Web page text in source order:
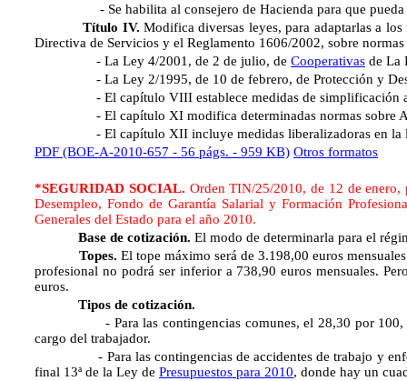
- Se habilita al consejero de Hacienda para que pueda
Título IV. Modifica diversas leyes, para adaptarlas a
Directiva de Servicios y el Reglamento 1606/2002, sobre
- La Ley 4/2001, de 2 de julio, de Cooperativas de La
- La Ley 2/1995, de 10 de febrero, de Protección y
- El capítulo VIII establece medidas de simplificación
- El capítulo XI modifica determinadas normas sobre
- El capítulo XII incluye medidas liberalizadoras en la
PDF (BOE-A-2010-657 - 56 págs. - 959 KB) Otros formatos
*SEGURIDAD SOCIAL. Orden TIN/25/2010, de 12 de enero,
Desempleo, Fondo de Garantía Salarial y Formación
Generales del Estado para el año 2010.
Base de cotización. El modo de determinarla para el
Topes. El tope máximo será de 3.198,00 euros
profesional no podrá ser inferior a 738,90 euros mensuales.
euros.
Tipos de cotización.
- Para las contingencias comunes, el 28,30 por 100, del
cargo del trabajador.
- Para las contingencias de accidentes de trabajo y
final 13ª de la Ley de Presupuestos para 2010, donde hay un